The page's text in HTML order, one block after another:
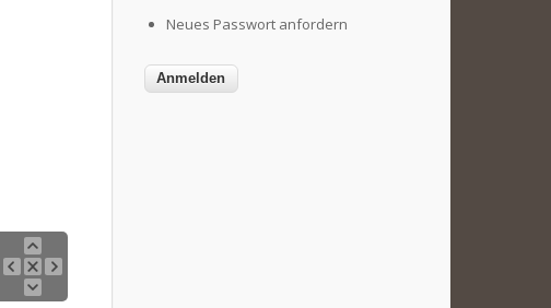
Neues Passwort anfordern